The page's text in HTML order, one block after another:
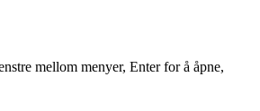
mellom menyer, Enter for å åpne,